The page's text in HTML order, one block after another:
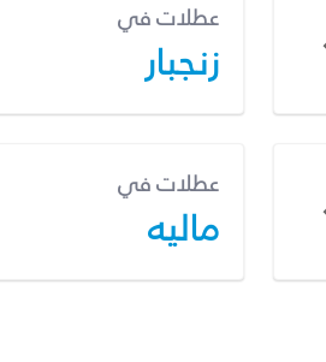
عطلات في
زنجبار
عطلات في
ماليه